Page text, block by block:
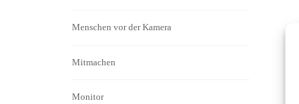
Menschen vor der Kamera
Mitmachen
Monitor